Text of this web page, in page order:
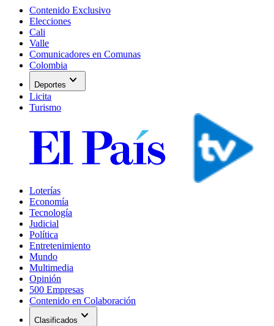
Contenido Exclusivo
Elecciones
Cali
Valle
Comunicadores en Comunas
Colombia
Deportes expand_more
Licita
Turismo
Loterías
Economía
Tecnología
Judicial
Política
Entretenimiento
Mundo
Multimedia
Opinión
500 Empresas
Contenido en Colaboración
Clasificados expand_more